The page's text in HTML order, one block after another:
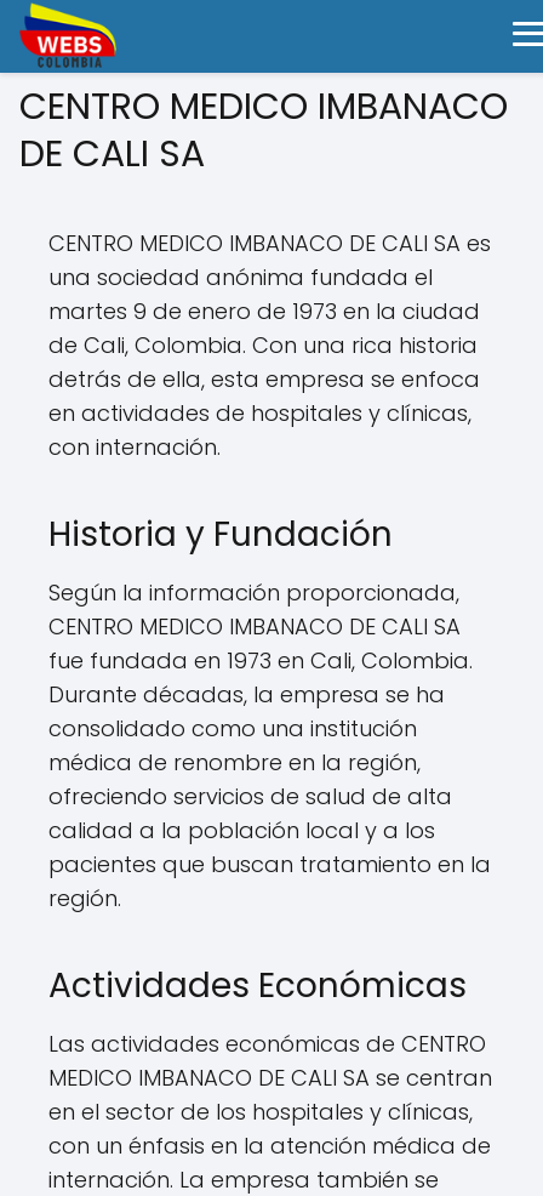
CENTRO MEDICO IMBANACO
DE CALI SA
CENTRO MEDICO IMBANACO DE CALI SA es
una sociedad anónima fundada el
martes 9 de enero de 1973 en la ciudad
de Cali, Colombia. Con una rica historia
detrás de ella, esta empresa se enfoca
en actividades de hospitales y clínicas,
con internación.
Historia y Fundación
Según la información proporcionada,
CENTRO MEDICO IMBANACO DE CALI SA
fue fundada en 1973 en Cali, Colombia.
Durante décadas, la empresa se ha
consolidado como una institución
médica de renombre en la región,
ofreciendo servicios de salud de alta
calidad a la población local y a los
pacientes que buscan tratamiento en la
región.
Actividades Económicas
Las actividades económicas de CENTRO
MEDICO IMBANACO DE CALI SA se centran
en el sector de los hospitales y clínicas,
con un énfasis en la atención médica de
internación. La empresa también se